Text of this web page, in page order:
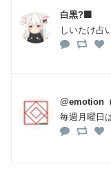
白黒?‍⬛
しいたけ占
@emotion
毎週月曜日